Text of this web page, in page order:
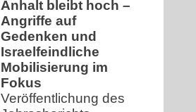
Anhalt bleibt hoch –
Angriffe auf
Gedenken und
Israelfeindliche
Mobilisierung im
Fokus
Veröffentlichung des